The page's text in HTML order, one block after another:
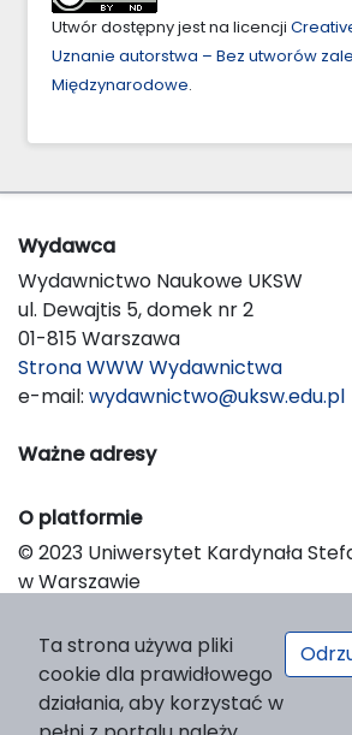
Utwór dostępny jest na licencji
Uznanie autorstwa – Bez utworów
Międzynarodowe.
Wydawca
Wydawnictwo Naukowe UKSW
ul. Dewajtis 5, domek nr 2
01-815 Warszawa
Strona WWW Wydawnictwa
e-mail: wydawnictwo@uksw.edu.pl
Ważne adresy
O platformie
© 2023 Uniwersytet Kardynała
w Warszawie
Platform & Workflow by OJS/PKP
Ta strona używa pliki
cookie dla prawidłowego
działania, aby korzystać w